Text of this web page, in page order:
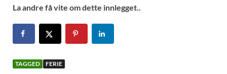
La andre få vite om dette innlegget..
TAGGED FERIE